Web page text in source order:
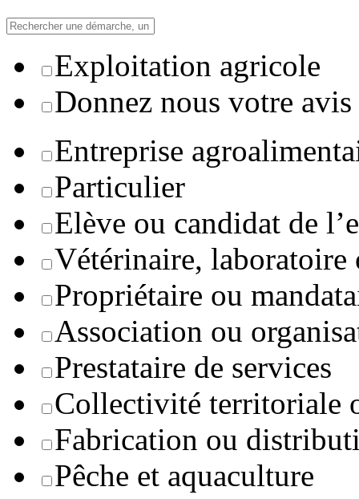
Exploitation agricole
Donnez nous votre avis
Entreprise
Particulier
Elève ou candidat de
Vétérinaire, laboratoire
Propriétaire ou
Association ou
Prestataire de services
Collectivité territoriale
Fabrication ou
Pêche et aquaculture